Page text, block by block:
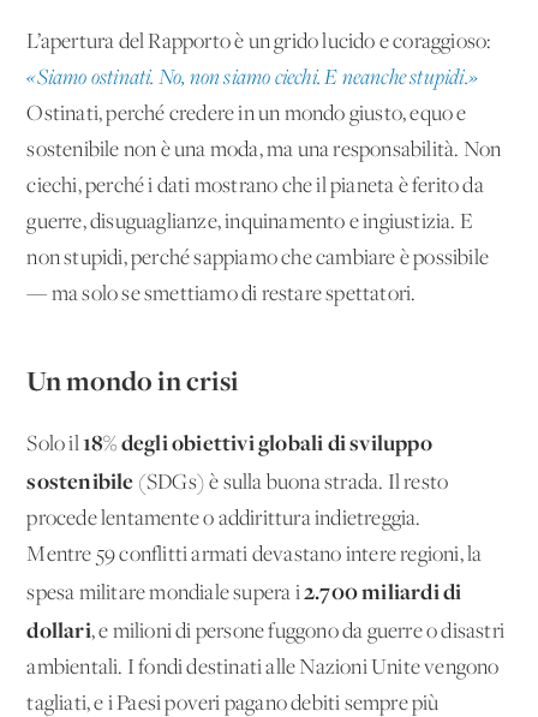
L’apertura del Rapporto è un grido lucido e coraggioso:
«Siamo ostinati. No, non siamo ciechi. E neanche stupidi.»
Ostinati, perché credere in un mondo giusto, equo e
sostenibile non è una moda, ma una responsabilità. Non
ciechi, perché i dati mostrano che il pianeta è ferito da
guerre, disuguaglianze, inquinamento e ingiustizia. E
non stupidi, perché sappiamo che cambiare è possibile
— ma solo se smettiamo di restare spettatori.
Un mondo in crisi
Solo il18% degli obiettivi globali di sviluppo
sostenibile (SDGs) è sulla buona strada. Il resto
procede lentamente o addirittura indietreggia.
Mentre 59 conflitti armati devastano intere regioni, la
spesa militare mondiale supera i2.700 miliardi di
dollari, e milioni di persone fuggono da guerre o disastri
ambientali. I fondi destinati alle Nazioni Unite vengono
tagliati, e i Paesi poveri pagano debiti sempre più